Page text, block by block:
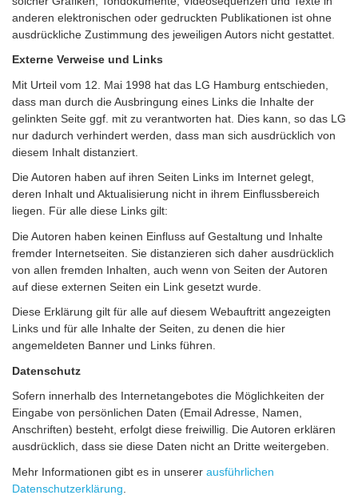
anderen elektronischen oder gedruckten Publikationen ist ohne
ausdrückliche Zustimmung des jeweiligen Autors nicht gestattet.
Externe Verweise und Links
Mit Urteil vom 12. Mai 1998 hat das LG Hamburg entschieden,
dass man durch die Ausbringung eines Links die Inhalte der
gelinkten Seite ggf. mit zu verantworten hat. Dies kann, so das LG
nur dadurch verhindert werden, dass man sich ausdrücklich von
diesem Inhalt distanziert.
Die Autoren haben auf ihren Seiten Links im Internet gelegt,
deren Inhalt und Aktualisierung nicht in ihrem Einflussbereich
liegen. Für alle diese Links gilt:
Die Autoren haben keinen Einfluss auf Gestaltung und Inhalte
fremder Internetseiten. Sie distanzieren sich daher ausdrücklich
von allen fremden Inhalten, auch wenn von Seiten der Autoren
auf diese externen Seiten ein Link gesetzt wurde.
Diese Erklärung gilt für alle auf diesem Webauftritt angezeigten
Links und für alle Inhalte der Seiten, zu denen die hier
angemeldeten Banner und Links führen.
Datenschutz
Sofern innerhalb des Internetangebotes die Möglichkeiten der
Eingabe von persönlichen Daten (Email Adresse, Namen,
Anschriften) besteht, erfolgt diese freiwillig. Die Autoren erklären
ausdrücklich, dass sie diese Daten nicht an Dritte weitergeben.
Mehr Informationen gibt es in unserer ausführlichen
Datenschutzerklärung